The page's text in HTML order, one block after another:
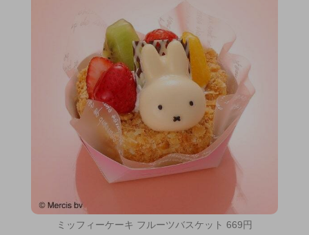
ミッフィーケーキ フルーツバスケット 669円